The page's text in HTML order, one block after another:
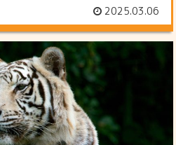
2025.03.06